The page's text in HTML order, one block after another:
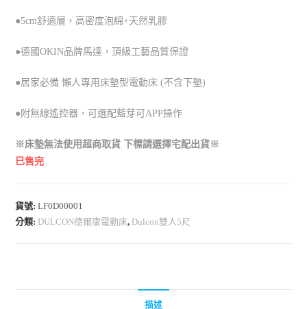
●5cm舒適層，高密度泡綿+天然乳膠
●德國OKIN品牌馬達，頂級工藝品質保證
●居家必備懶人專用床墊型電動床 (不含下墊)
●附無線遙控器，可選配藍芽可APP操作
※床墊無法使用超商取貨 下標請選擇宅配出貨※
已售完
貨號:LF0D00001
分類: DULCON德爾康電動床, Dulcon雙人5尺
描述